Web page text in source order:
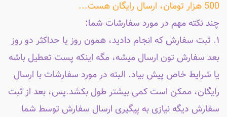
500 هزار تومان، ارسال رایگان هست...
چند نکته مهم در مورد سفارشات شما:
۱. ثبت سفارش که انجام دادید، همون روز یا حداکثر دو روز
بعد سفارش تون ارسال میشه، مگه اینکه پست تعطیل باشه
یا شرایط خاص پیش بیاد. البته در مورد سفارشات با ارسال
رایگان، ممکن است کمی بیشتر طول بکشد.پس، بعد از ثبت
سفارش دیگه نیازی به پیگیری ارسال سفارش توسط شما